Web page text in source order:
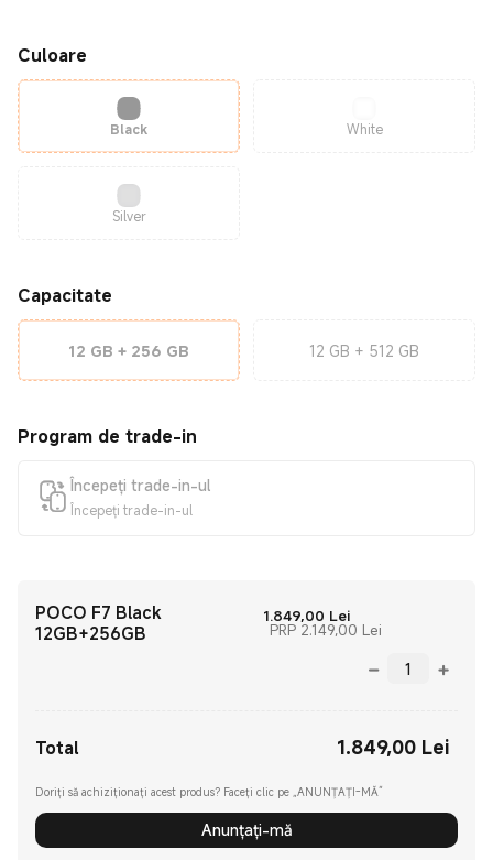
Culoare
Black White
Silver
Capacitate
12 GB + 256 GB 12 GB + 512 GB
Program de trade-in
Începeți trade-in-ul
Începeți trade-in-ul
POCO F7 Black
12GB+256GB
1.849,00 Lei
PRP 2.149,00 Lei
Total 1.849,00 Lei
Doriți să achiziționați acest produs? Faceți clic pe „ANUNȚAȚI-MĂ”
Anunțați-mă